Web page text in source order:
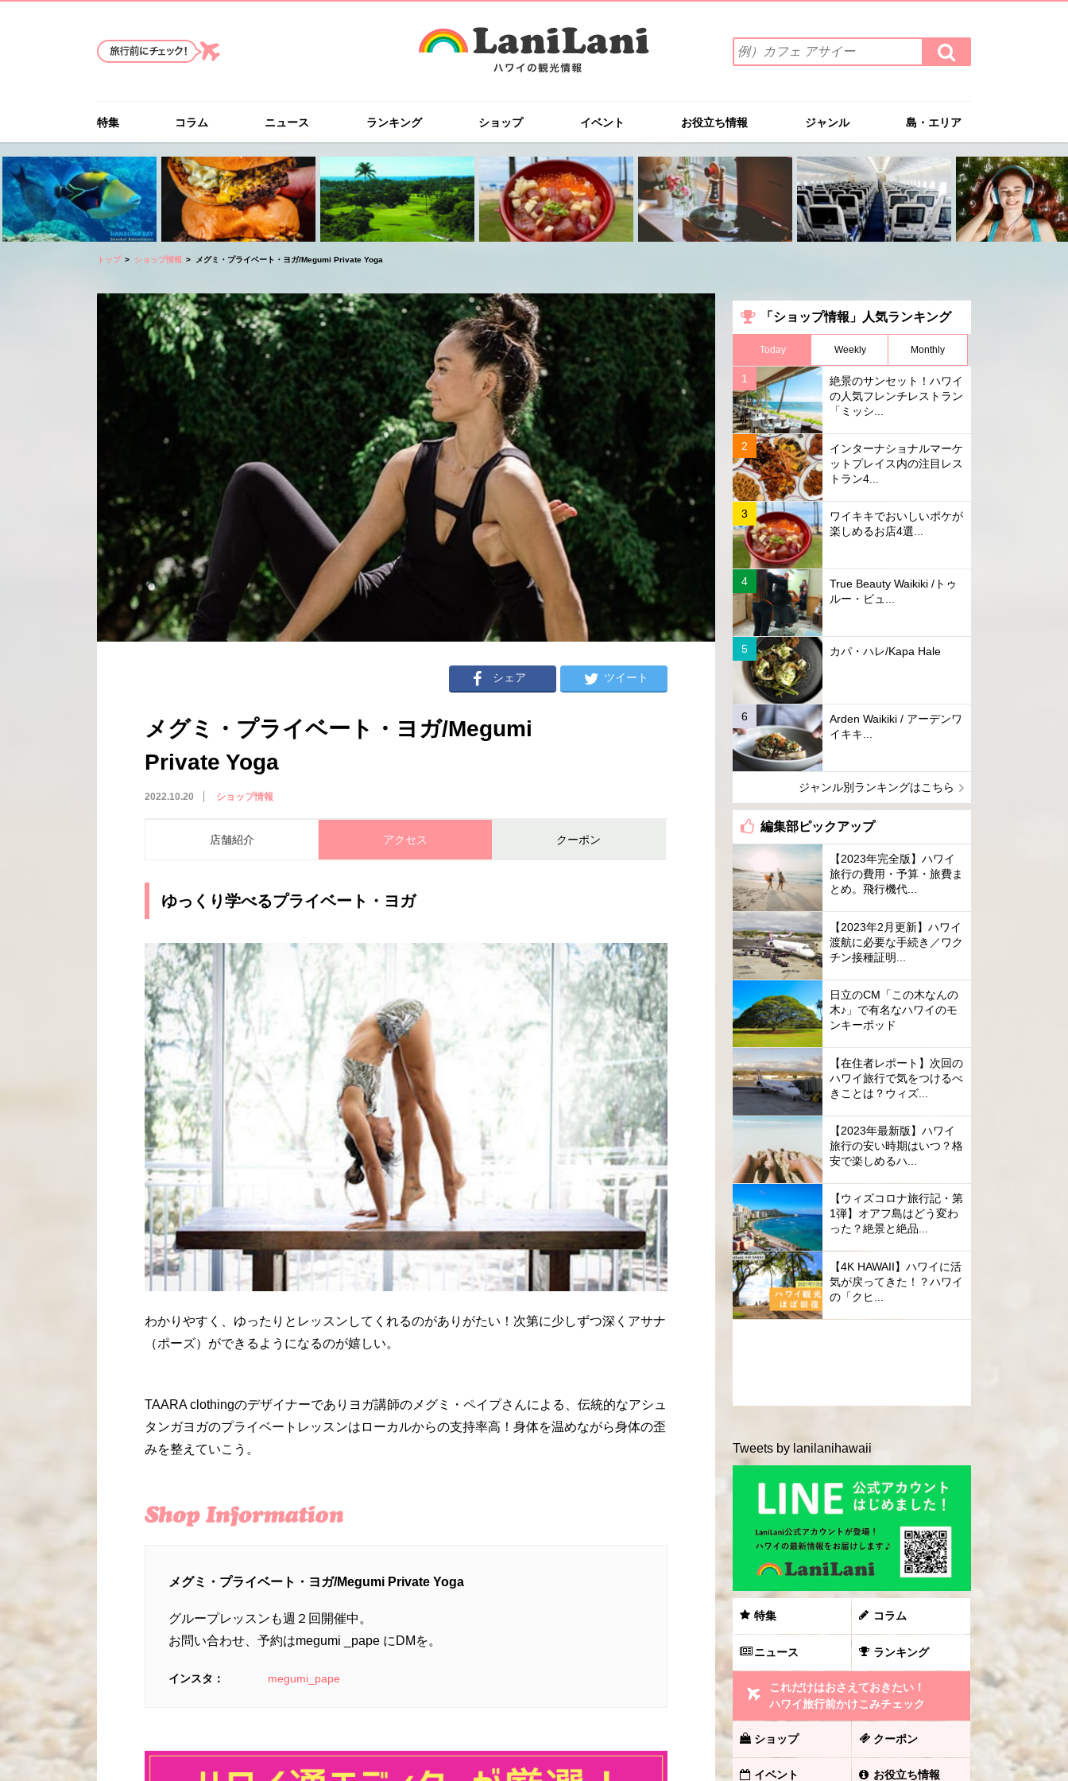
索
ワ
を
入
力
(例）
カ
フ
ェ
イ
ー
検
索
す
特集 コラム ニュース ランキング ショップ イベント お役立ち情報 ジャンル 島・エリア
トップ ショップ情報 メグミ・プライベート・ヨガ/Megumi Private Yoga
シェア ツイート
メグミ・プライベート・ヨガ/Megumi
Private Yoga
2022.10.20 ショップ情報
店舗紹介 アクセス クーポン
ゆっくり学べるプライベート・ヨガ
わかりやすく、ゆったりとレッスンしてくれるのがありがたい！次第に少しずつ深くアサナ
（ポーズ）ができるようになるのが嬉しい。
TAARA clothingのデザイナーでありヨガ講師のメグミ・ペイプさんによる、伝統的なアシュ
タンガヨガのプライベートレッスンはローカルからの支持率高！身体を温めながら身体の歪
みを整えていこう。
メグミ・プライベート・ヨガ/Megumi Private Yoga
グループレッスンも週２回開催中。
お問い合わせ、予約はmegumi _pape にDMを。
インスタ： megumi_pape
「ショップ情報」人気ランキング
Today Weekly Monthly
絶景のサンセット！ハワイ
の人気フレンチレストラン
「ミッシ...
インターナショナルマーケ
ットプレイス内の注目レス
トラン4...
ワイキキでおいしいポケが
楽しめるお店4選...
True Beauty Waikiki /トゥ
ルー・ビュ...
カパ・ハレ/Kapa Hale
Arden Waikiki / アーデンワ
イキキ...
ジャンル別ランキングはこちら
編集部ピックアップ
【2023年完全版】ハワイ
旅行の費用・予算・旅費ま
とめ。飛行機代...
【2023年2月更新】ハワイ
渡航に必要な手続き／ワク
チン接種証明...
日立のCM「この木なんの
木♪」で有名なハワイのモ
ンキーポッド
【在住者レポート】次回の
ハワイ旅行で気をつけるべ
きことは？ウィズ...
【2023年最新版】ハワイ
旅行の安い時期はいつ？格
安で楽しめるハ...
【ウィズコロナ旅行記・第
1弾】オアフ島はどう変わ
った？絶景と絶品...
【4K HAWAII】ハワイに活
気が戻ってきた！？ハワイ
の「クヒ...
Tweets by lanilanihawaii
特集 コラム
ニュース ランキング
これだけはおさえておきたい！
ハワイ旅行前かけこみチェック
ショップ クーポン
イベント お役立ち情報